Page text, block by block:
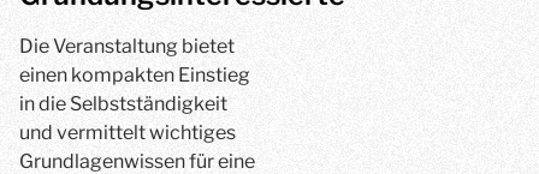
Die Veranstaltung bietet
einen kompakten Einstieg
in die Selbstständigkeit
und vermittelt wichtiges
Grundlagenwissen für eine